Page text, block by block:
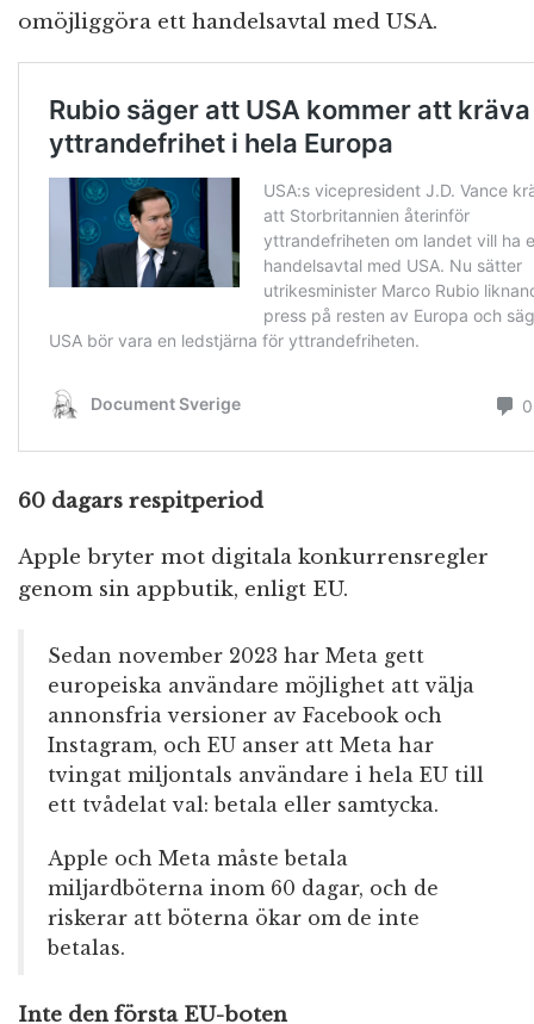
omöjliggöra ett handelsavtal med USA.
60 dagars respitperiod
Apple bryter mot digitala konkurrensregler
genom sin appbutik, enligt EU.
Sedan november 2023 har Meta gett
europeiska användare möjlighet att välja
annonsfria versioner av Facebook och
Instagram, och EU anser att Meta har
tvingat miljontals användare i hela EU till
ett tvådelat val: betala eller samtycka.
Apple och Meta måste betala
miljardböterna inom 60 dagar, och de
riskerar att böterna ökar om de inte
betalas.
Inte den första EU-boten